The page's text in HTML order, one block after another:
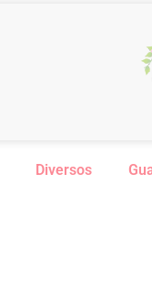
Diversos